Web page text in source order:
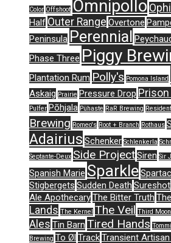
Color Offshoot Omnipollo
Half Outer Range Overtone
Peninsula Perennial
Phase Three Piggy
Plantation Rum Polly's Pomona Island
Askaig Prairie Pressure Drop Prison
Pulfer Põhjala Pühaste RaR Brewing
Brewing Romeo's Root + Branch Rothaus
Adairius Schenker Schlenkerla
Septante-Deux Side ProjectSiren Sir
Spanish Marie Sparkle
Stigbergets Sudden Death Sureshot
Ale ApothecaryThe Bitter Truth
Lands The Kernel The Veil Third Moon
Ales Tin Barn Tired Hands
Brewing To Øl TrackTransient